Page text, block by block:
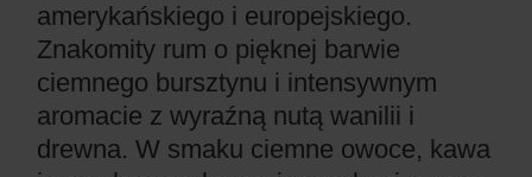
amerykańskiego i europejskiego.
Znakomity rum o pięknej barwie
ciemnego bursztynu i intensywnym
aromacie z wyraźną nutą wanilii i
drewna. W smaku ciemne owoce, kawa